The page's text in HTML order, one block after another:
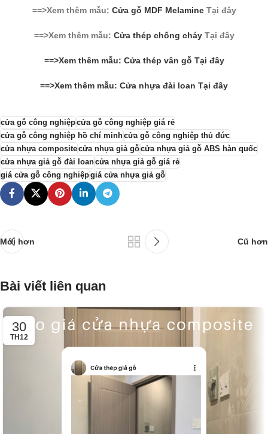
==>Xem thêm mẫu: Cửa gỗ MDF MelamineTại đây
==>Xem thêm mẫu: Cửa thép chống cháyTại đây
==>Xem thêm mẫu: Cửa thép vân gỗ Tại đây
==>Xem thêm mẫu: Cửa nhựa đài loan Tại đây
cửa gỗ công nghiệpcửa gỗ công nghiệp giá rẻ
cửa gỗ công nghiệp hồ chí minhcửa gỗ công nghiệp thủ đức
cửa nhựa compositecửa nhựa giả gỗcửa nhựa giả gỗ ABS hàn quốc
cửa nhựa giả gỗ đài loancửa nhựa giả gỗ giá rẻ
giá cửa gỗ công nghiệpgiá cửa nhựa giả gỗ
Mới hơn Cũ hơn
Bài viết liên quan
30
TH12